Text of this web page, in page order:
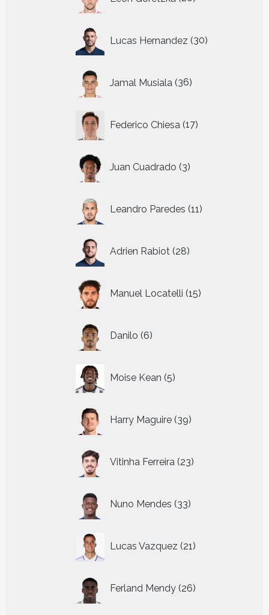
producten
Lucas Hernandez 30
producten
Jamal Musiala 36
producten
Federico Chiesa 17
producten
Juan Cuadrado 3
producten
Leandro Paredes 11
producten
Adrien Rabiot 28
producten
Manuel Locatelli 15
producten
Danilo 6
producten
Moise Kean 5
producten
Harry Maguire 39
producten
Vitinha Ferreira 23
producten
Nuno Mendes 33
producten
Lucas Vazquez 21
producten
Ferland Mendy 26
producten